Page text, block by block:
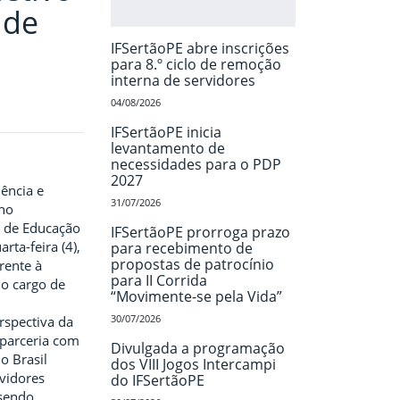
e
Educação
feira (4),
à
cargo de
da
com
Brasil
IFSertãoPE abre inscrições
para 8.º ciclo de remoção
interna de servidores
04/08/2026
IFSertãoPE inicia
levantamento de
necessidades para o PDP
2027
31/07/2026
IFSertãoPE prorroga prazo
para recebimento de
propostas de patrocínio
para II Corrida
“Movimente-se pela Vida”
30/07/2026
Divulgada a programação
dos VIII Jogos Intercampi
do IFSertãoPE